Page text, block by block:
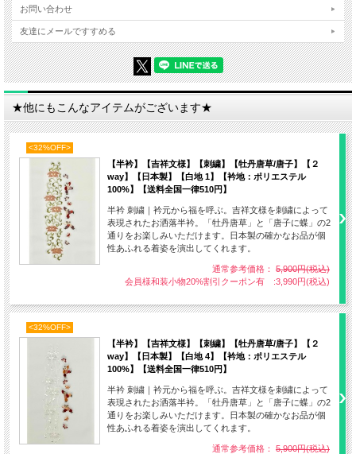
【素材】ポリエステル縮緬:100% 刺繍：レーヨン(金属風糸含む)
【製造元】日本製 京都 幸山
お問い合わせ
友達にメールですすめる
★他にもこんなアイテムがございます★
<32%OFF>
【半衿】【吉祥文様】【刺繍】【牡丹唐草/唐子】【２
way】【日本製】【白地 1】【衿地：ポリエステル
100%】【送料全国一律510円】
半衿 刺繍｜衿元から福を呼ぶ。吉祥文様を刺繍によって
表現されたお洒落半衿。「牡丹唐草」と「唐子に蝶」の2
通りをお楽しみいただけます。日本製の確かなお品が個
性あふれる着姿を演出してくれます。
通常参考価格： 5,900円(税込)
会員様和装小物20%割引クーポン有 :3,990円(税込)
<32%OFF>
【半衿】【吉祥文様】【刺繍】【牡丹唐草/唐子】【２
way】【日本製】【白地 4】【衿地：ポリエステル
100%】【送料全国一律510円】
半衿 刺繍｜衿元から福を呼ぶ。吉祥文様を刺繍によって
表現されたお洒落半衿。「牡丹唐草」と「唐子に蝶」の2
通りをお楽しみいただけます。日本製の確かなお品が個
性あふれる着姿を演出してくれます。
通常参考価格： 5,900円(税込)